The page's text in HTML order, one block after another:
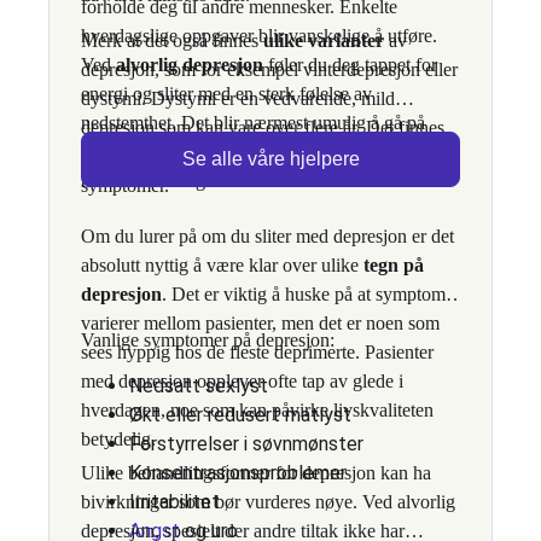
forholde deg til andre mennesker. Enkelte
hverdagslige oppgaver blir vanskelige å utføre.
Vedalvorlig depresjonføler du deg tappet for
energi og sliter med en sterk følelse av
nedstemthet. Det blir nærmest umulig å gå på
jobb og du opplever at depresjonen er et stort
hinder i hverdagen.
Merk at det også finnesulike varianterav
depresjon, som for eksempel vinterdepresjon eller
dystymi. Dystymi er en vedvarende, mild
depresjon som kan vare over flere år. Det finnes
også depresjoner med og uten psykotiske
symptomer.
Se alle våre hjelpere
Om du lurer på om du sliter med depresjon er det
absolutt nyttig å være klar over ulike tegn på
depresjon. Det er viktig å huske på at symptomer
varierer mellom pasienter, men det er noen som
sees hyppig hos de fleste deprimerte. Pasienter
med depresjon opplever ofte tap av glede i
hverdagen, noe som kan påvirke livskvaliteten
betydelig.
Vanlige symptomer på depresjon:
Nedsatt sexlyst
Økt eller redusert matlyst
Forstyrrelser i søvnmønster
Konsentrasjonsproblemer
Irritabilitet
Angstog uro
Ulike behandlingsformer for depresjon kan ha
bivirkninger som bør vurderes nøye. Ved alvorlig
depresjon, spesielt der andre tiltak ikke har